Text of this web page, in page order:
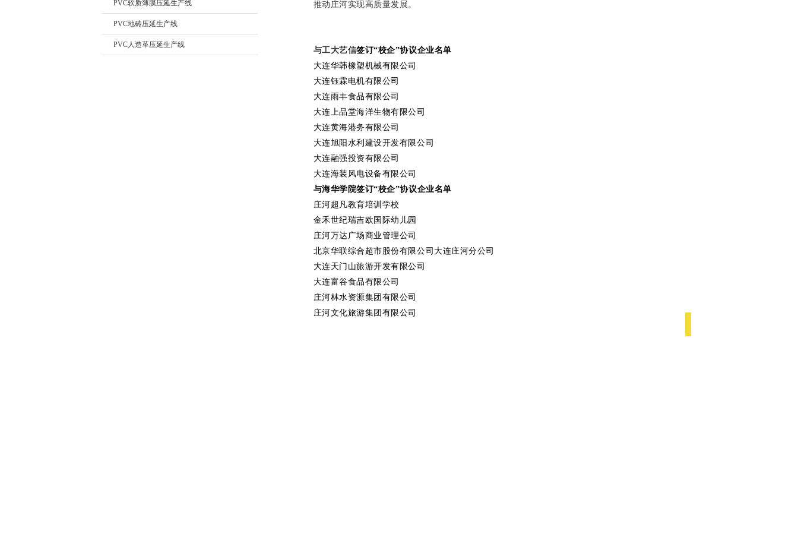
PVC软质薄膜压延生产线
PVC地砖压延生产线
PVC人造革压延生产线
推动庄河实现高质量发展。
与工大艺信签订“校企”协议企业名单
大连华韩橡塑机械有限公司
大连钰霖电机有限公司
大连雨丰食品有限公司
大连上品堂海洋生物有限公司
大连黄海港务有限公司
大连旭阳水利建设开发有限公司
大连融强投资有限公司
大连海装风电设备有限公司
与海华学院签订“校企”协议企业名单
庄河超凡教育培训学校
金禾世纪瑞吉欧国际幼儿园
庄河万达广场商业管理公司
北京华联综合超市股份有限公司大连庄河分公司
大连天门山旅游开发有限公司
大连富谷食品有限公司
庄河林水资源集团有限公司
庄河文化旅游集团有限公司